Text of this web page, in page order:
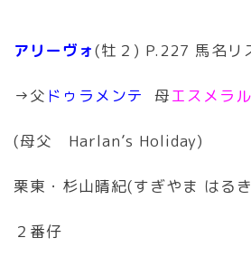
アリーヴォ(牡２) P.227 馬名リ
→父 ドゥラメンテ 母エスメラ
(母父 Harlan’s Holiday)
栗東・杉山晴紀(すぎやま はる
２番仔